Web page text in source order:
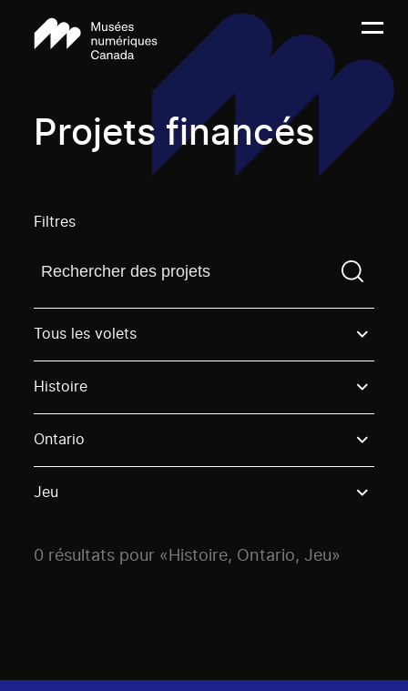
Projets financés
Filtres
Trouvez un projetVous devez saisir un terme de
Tous les volets
Histoire
Ontario
Jeu
0 résultats pour «Histoire, Ontario, Jeu»